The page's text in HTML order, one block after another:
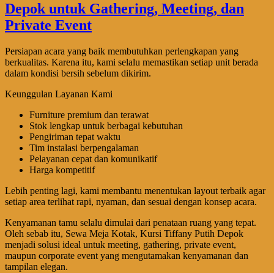
Persiapan acara yang baik membutuhkan perlengkapan yang
berkualitas. Karena itu, kami selalu memastikan setiap unit berada
dalam kondisi bersih sebelum dikirim.
Keunggulan Layanan Kami
Furniture premium dan terawat
Stok lengkap untuk berbagai kebutuhan
Pengiriman tepat waktu
Tim instalasi berpengalaman
Pelayanan cepat dan komunikatif
Harga kompetitif
Lebih penting lagi, kami membantu menentukan layout terbaik agar
setiap area terlihat rapi, nyaman, dan sesuai dengan konsep acara.
Kenyamanan tamu selalu dimulai dari penataan ruang yang tepat.
Oleh sebab itu, Sewa Meja Kotak, Kursi Tiffany Putih Depok
menjadi solusi ideal untuk meeting, gathering, private event,
maupun corporate event yang mengutamakan kenyamanan dan
tampilan elegan.